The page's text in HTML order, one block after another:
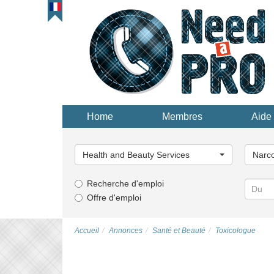
Home Membres Aide
une
catégorie...
Health and Beauty Services
une
Recherche d'emploi
Offre d'emploi
Accueil Annonces Santé et Beauté Toxicologue